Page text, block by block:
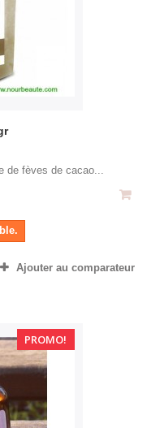
de fèves de cacao...
Ajouter au comparateur
PROMO!